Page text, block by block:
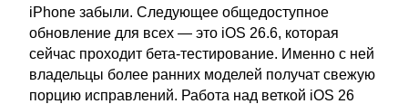
iPhone забыли. Следующее общедоступное
обновление для всех — это iOS 26.6, которая
сейчас проходит бета-тестирование. Именно с ней
владельцы более ранних моделей получат свежую
порцию исправлений. Работа над веткой iOS 26